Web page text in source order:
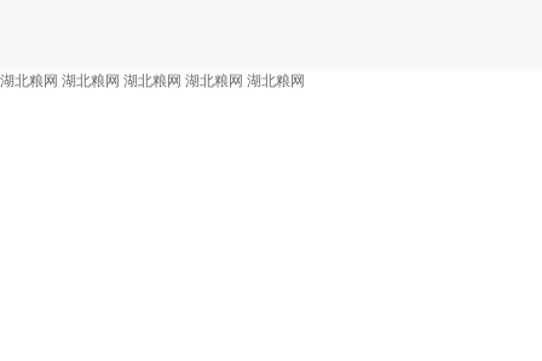
湖北粮网 湖北粮网 湖北粮网 湖北粮网 湖北粮网